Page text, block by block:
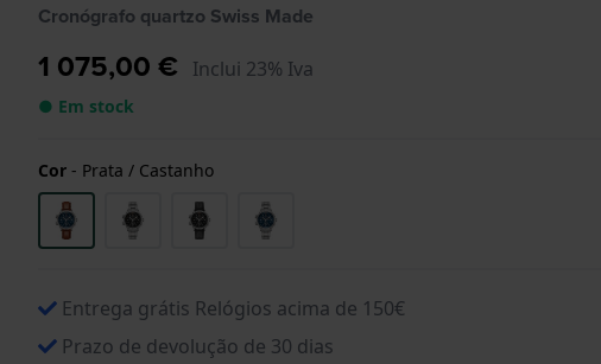
Cronógrafo quartzo Swiss Made
1 075,00 € Inclui 23% Iva
● Em stock
Cor - Prata / Castanho
Entrega grátis Relógios acima de 150€
Prazo de devolução de 30 dias